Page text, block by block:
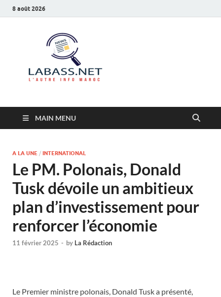
8 août 2026
MAIN MENU
A LA UNE / INTERNATIONAL
Le PM. Polonais, Donald
Tusk dévoile un ambitieux
plan d’investissement pour
renforcer l’économie
11 février 2025 - by La Rédaction
Le Premier ministre polonais, Donald Tusk a présenté,